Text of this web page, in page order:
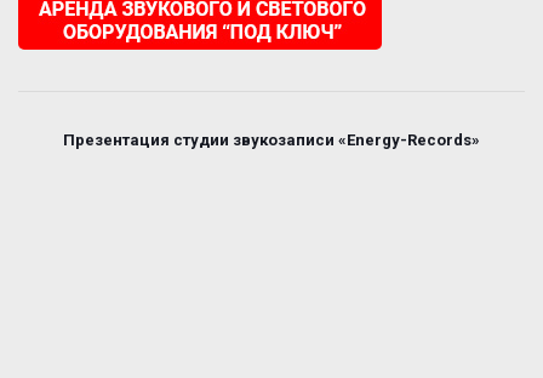
Презентация студии звукозаписи «Energy-Records»